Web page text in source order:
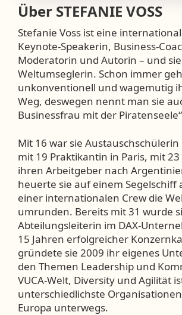
Über STEFANIE VOSS
Stefanie Voss ist eine
Keynote-Speakerin, Business-
Moderatorin und Autorin – und
Weltumseglerin. Schon immer
unkonventionell und wagemutig
Weg, deswegen nennt man sie
Businessfrau mit der
Mit 16 war sie Austauschschülerin
mit 19 Praktikantin in Paris, mit
ihren Arbeitgeber nach
heuerte sie auf einem Segelschiff
einer internationalen Crew die
umrunden. Bereits mit 31 wurde
Abteilungsleiterin im DAX-
15 Jahren erfolgreicher
gründete sie 2009 ihr eigenes
den Themen Leadership und
VUCA-Welt, Diversity und Agilität
unterschiedlichste
Europa unterwegs.